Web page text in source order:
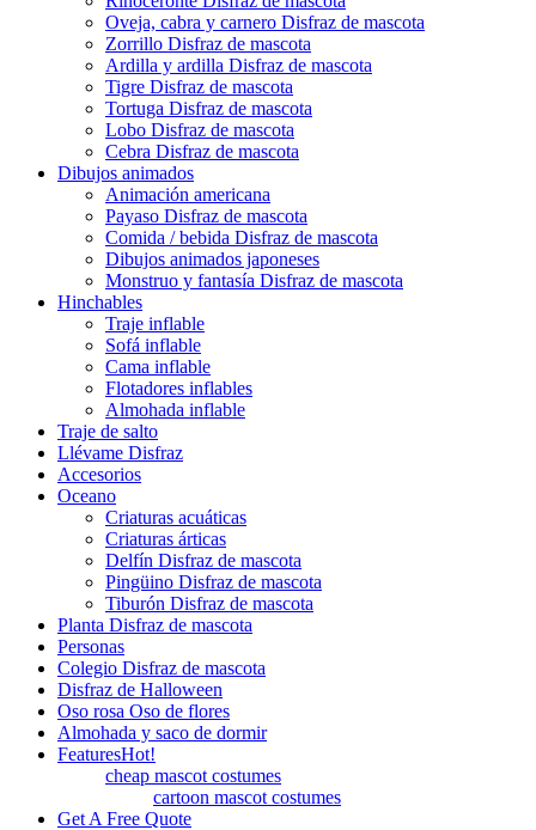
Oveja, cabra y carnero Disfraz de mascota
Zorrillo Disfraz de mascota
Ardilla y ardilla Disfraz de mascota
Tigre Disfraz de mascota
Tortuga Disfraz de mascota
Lobo Disfraz de mascota
Cebra Disfraz de mascota
Dibujos animados
Animación americana
Payaso Disfraz de mascota
Comida / bebida Disfraz de mascota
Dibujos animados japoneses
Monstruo y fantasía Disfraz de mascota
Hinchables
Traje inflable
Sofá inflable
Cama inflable
Flotadores inflables
Almohada inflable
Traje de salto
Llévame Disfraz
Accesorios
Oceano
Criaturas acuáticas
Criaturas árticas
Delfín Disfraz de mascota
Pingüino Disfraz de mascota
Tiburón Disfraz de mascota
Planta Disfraz de mascota
Personas
Colegio Disfraz de mascota
Disfraz de Halloween
Oso rosa Oso de flores
Almohada y saco de dormir
FeaturesHot!
cheap mascot costumes
cartoon mascot costumes
Get A Free Quote